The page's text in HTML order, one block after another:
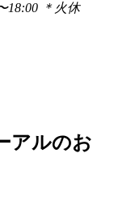
18:00 ＊火休
アルのお